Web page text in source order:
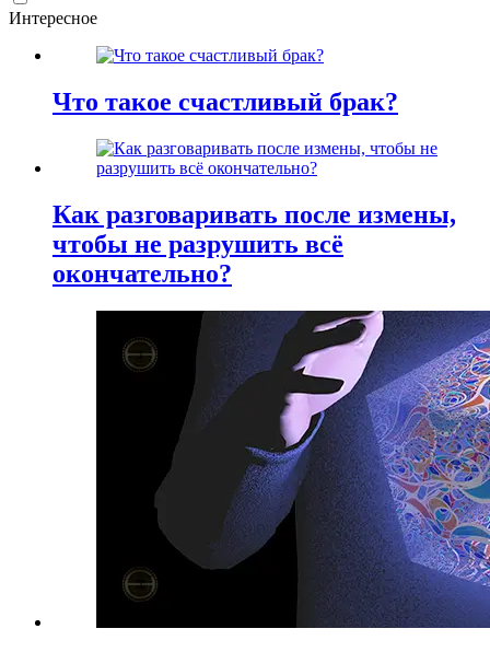
Интересное
Что такое счастливый брак?
Как разговаривать после измены,
чтобы не разрушить всё
окончательно?